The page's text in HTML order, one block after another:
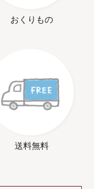
おくりもの
送料無料